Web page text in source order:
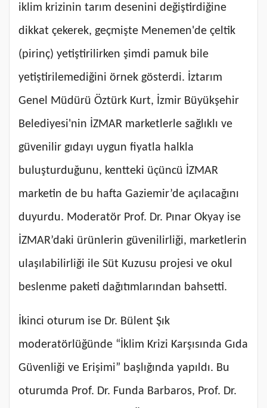
iklim krizinin tarım desenini değiştirdiğine
dikkat çekerek, geçmişte Menemen'de çeltik
(pirinç) yetiştirilirken şimdi pamuk bile
yetiştirilemediğini örnek gösterdi. İztarım
Genel Müdürü Öztürk Kurt, İzmir Büyükşehir
Belediyesi'nin İZMAR marketlerle sağlıklı ve
güvenilir gıdayı uygun fiyatla halkla
buluşturduğunu, kentteki üçüncü İZMAR
marketin de bu hafta Gaziemir’de açılacağını
duyurdu. Moderatör Prof. Dr. Pınar Okyay ise
İZMAR’daki ürünlerin güvenilirliği, marketlerin
ulaşılabilirliği ile Süt Kuzusu projesi ve okul
beslenme paketi dağıtımlarından bahsetti.
İkinci oturum ise Dr. Bülent Şık
moderatörlüğünde “İklim Krizi Karşısında Gıda
Güvenliği ve Erişimi” başlığında yapıldı. Bu
oturumda Prof. Dr. Funda Barbaros, Prof. Dr.